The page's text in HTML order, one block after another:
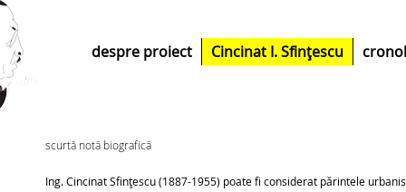
despre proiect Cincinat I. Sfințescu
scurtă notă biografică
Ing. Cincinat Sfințescu (1887-1955) poate fi considerat părintele